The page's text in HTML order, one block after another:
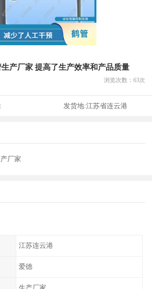
产厂家 提高了生产效率和产品质量
浏览次数： 63次
发货地:江苏省连云港
厂家
江苏连云港
爱德
生产厂家